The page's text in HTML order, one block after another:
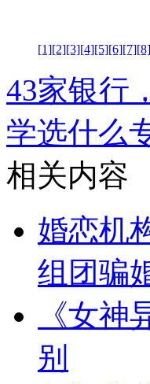
[1][2][3][4][5][6][7][8]
43家银行
学选什么
相关内容
婚恋机
组团骗
《女
别